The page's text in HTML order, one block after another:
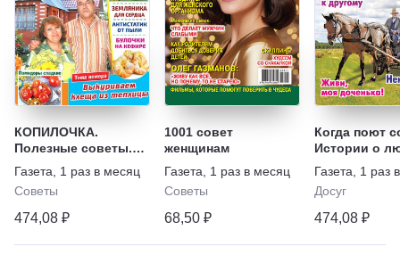
КОПИЛОЧКА.
Полезные советы.
Домашний уют,
хозяйство, семья
Газета
1 раз в месяц
Советы
474,08 ₽
1001 совет
женщинам
Газета
1 раз в месяц
Советы
68,50 ₽
Когда поют
Истории о
прощении,
жизни
Газета
1 раз
Досуг
474,08 ₽